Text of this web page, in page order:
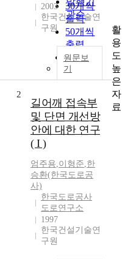
관순
30개씩
출력
50개씩
출력
100개씩
출력
2003
한국건설기술연
구원
원문보
기
2
길어깨 접속부
및 단면 개선방
안에 대한 연구
( I )
엄주용,이형준,한
승환(한국도로공
사)
한국도로공사
도로연구소
1997
한국건설기술연
구원
활
용
도
높
은
자
료